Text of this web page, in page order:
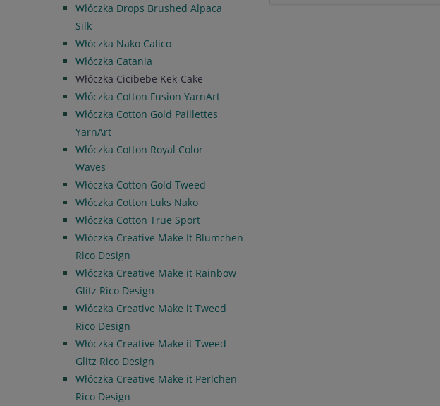
Włóczka Drops Brushed Alpaca
Silk
Włóczka Nako Calico
Włóczka Catania
Włóczka Cicibebe Kek-Cake
Włóczka Cotton Fusion YarnArt
Włóczka Cotton Gold Paillettes
YarnArt
Włóczka Cotton Royal Color
Waves
Włóczka Cotton Gold Tweed
Włóczka Cotton Luks Nako
Włóczka Cotton True Sport
Włóczka Creative Make It Blumchen
Rico Design
Włóczka Creative Make it Rainbow
Glitz Rico Design
Włóczka Creative Make it Tweed
Rico Design
Włóczka Creative Make it Tweed
Glitz Rico Design
Włóczka Creative Make it Perlchen
Rico Design